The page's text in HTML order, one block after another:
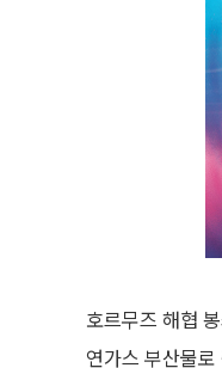
호르무즈 해협
연가스 부산물